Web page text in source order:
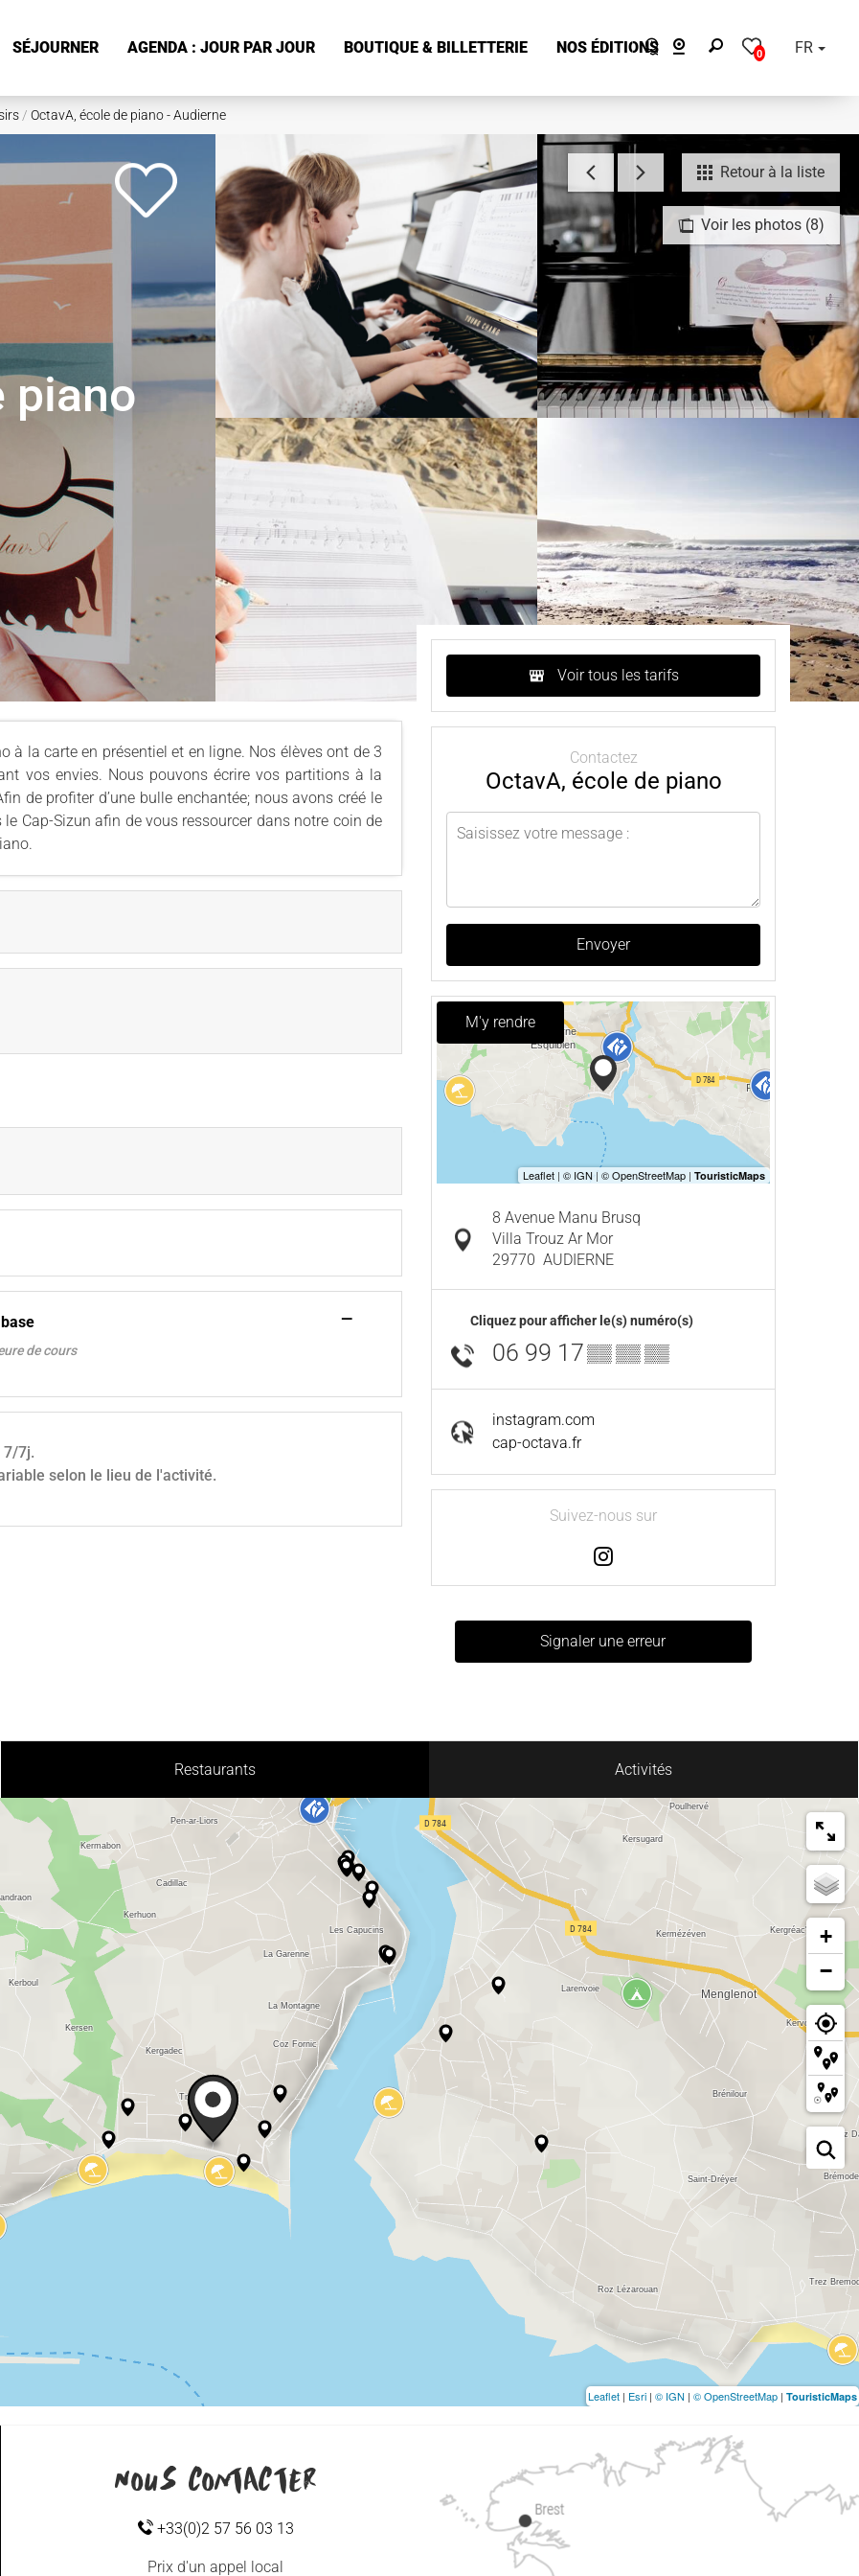
0 FR
SÉJOURNER AGENDA : JOUR PAR JOUR BOUTIQUE & BILLETTERIE NOS ÉDITIONS
/ OctavA, école de piano - Audierne
Voir les photos (8)
Retour à la liste
piano
à la carte en présentiel et en ligne. Nos élèves ont de 3
vos envies. Nous pouvons écrire vos partitions à la
de profiter d’une bulle enchantée; nous avons créé le
Cap-Sizun afin de vous ressourcer dans notre coin de
—
de cours
7/7j.
selon le lieu de l'activité.
Voir tous les tarifs
Contactez
OctavA, école de piano
Envoyer
M'y rendre
8 Avenue Manu Brusq
Villa Trouz Ar Mor
29770 AUDIERNE
Cliquez pour afficher le(s) numéro(s)
06 99 17▒▒ ▒▒ ▒▒
instagram.com
cap-octava.fr
Suivez-nous sur
Signaler une erreur
Restaurants Activités
+
−
Leaflet | Esri | © IGN | © OpenStreetMap | TouristicMaps
Nous contacter
+33(0)2 57 56 03 13
Prix d'un appel local